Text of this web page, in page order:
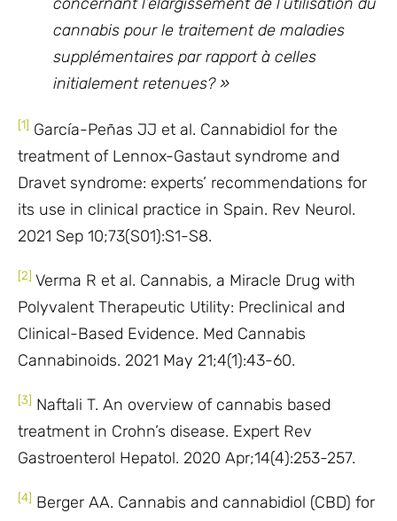
cannabis pour le traitement de maladies
supplémentaires par rapport à celles
initialement retenues?»
[1] García-Peñas JJ et al. Cannabidiol for the
treatment of Lennox-Gastaut syndrome and
Dravet syndrome: experts’ recommendations for
its use in clinical practice in Spain. Rev Neurol.
2021 Sep 10;73(S01):S1-S8.
[2] Verma R et al. Cannabis, a Miracle Drug with
Polyvalent Therapeutic Utility: Preclinical and
Clinical-Based Evidence. Med Cannabis
Cannabinoids. 2021 May 21;4(1):43-60.
[3] Naftali T. An overview of cannabis based
treatment in Crohn’s disease. Expert Rev
Gastroenterol Hepatol. 2020 Apr;14(4):253-257.
[4] Berger AA. Cannabis and cannabidiol (CBD) for